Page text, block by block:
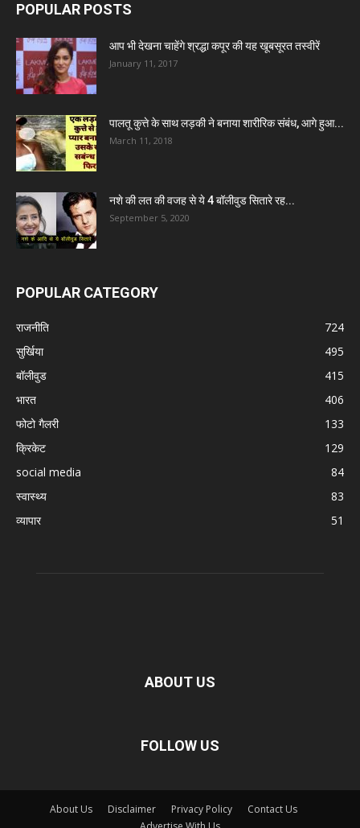
POPULAR POSTS
आप भी देखना चाहेंगे श्रद्धा कपूर की यह खूबसूरत तस्वीरें
January 11, 2017
पालतू कुत्ते के साथ लड़की ने बनाया शारीरिक संबंध, आगे हुआ...
March 11, 2018
नशे की लत की वजह से ये 4 बॉलीवुड सितारे रह...
September 5, 2020
POPULAR CATEGORY
राजनीति
724
सुर्खिया
495
बॉलीवुड
415
भारत
406
फोटो गैलरी
133
क्रिकेट
129
social media
84
स्वास्थ्य
83
व्यापार
51
ABOUT US
FOLLOW US
About Us Disclaimer Privacy Policy
Contact Us